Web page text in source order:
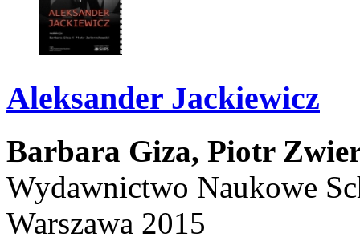
Aleksander Jackiewicz
Barbara Giza, Piotr
Wydawnictwo Naukowe
Warszawa 2015